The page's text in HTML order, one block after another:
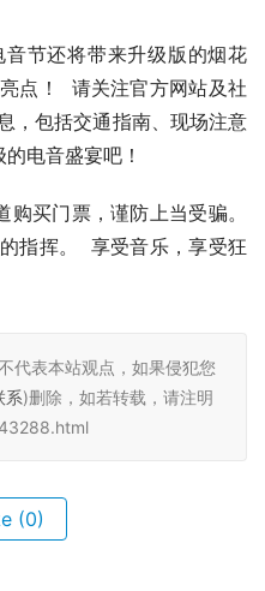
节还将带来升级版的烟花
点！  请关注官方网站及社
，包括交通指南、现场注意
电音盛宴吧！
购买门票，谨防上当受骗。
指挥。  享受音乐，享受狂
代表本站观点，如果侵犯您
系)删除，如若转载，请注明
(0)